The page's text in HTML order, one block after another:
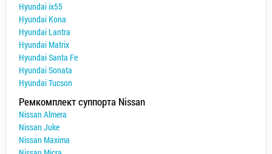
Hyundai ix55
Hyundai Kona
Hyundai Lantra
Hyundai Matrix
Hyundai Santa Fe
Hyundai Sonata
Hyundai Tucson
Ремкомплект суппорта Nissan
Nissan Almera
Nissan Juke
Nissan Maxima